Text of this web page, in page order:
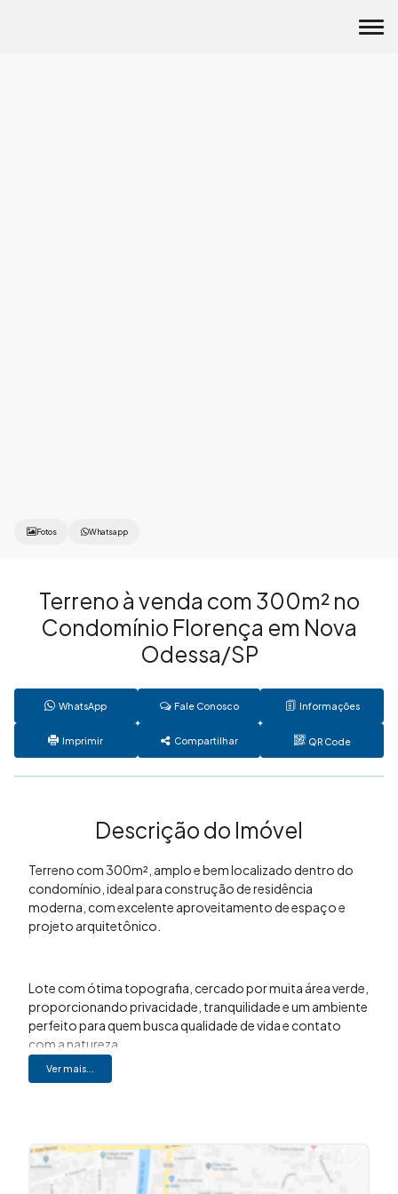
Fotos Whatsapp
Terreno à venda com 300m² no
Condomínio Florença em Nova
Odessa/SP
WhatsApp Fale Conosco Informações
Imprimir Compartilhar QR Code
Descrição do Imóvel
Terreno com 300m², amplo e bem localizado dentro do
condomínio, ideal para construção de residência
moderna, com excelente aproveitamento de espaço e
projeto arquitetônico.
Lote com ótima topografia, cercado por muita área verde,
proporcionando privacidade, tranquilidade e um ambiente
perfeito para quem busca qualidade de vida e contato
com a natureza.
além de estar próximo a comércios, escolas,
supermercados e serviços essenciais.
Ver mais...